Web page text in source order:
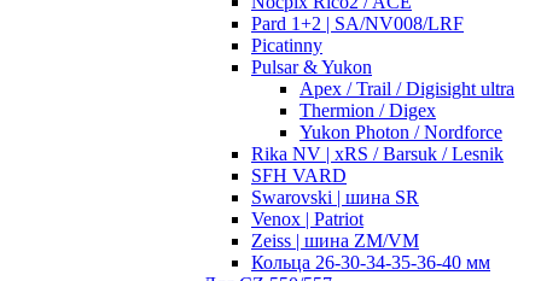
Pard 1+2 | SA/NV008/LRF
Picatinny
Pulsar & Yukon
Apex / Trail / Digisight ultra
Thermion / Digex
Yukon Photon / Nordforce
Rika NV | xRS / Barsuk / Lesnik
SFH VARD
Swarovski | шина SR
Venox | Patriot
Zeiss | шина ZM/VM
Кольца 26-30-34-35-36-40 мм